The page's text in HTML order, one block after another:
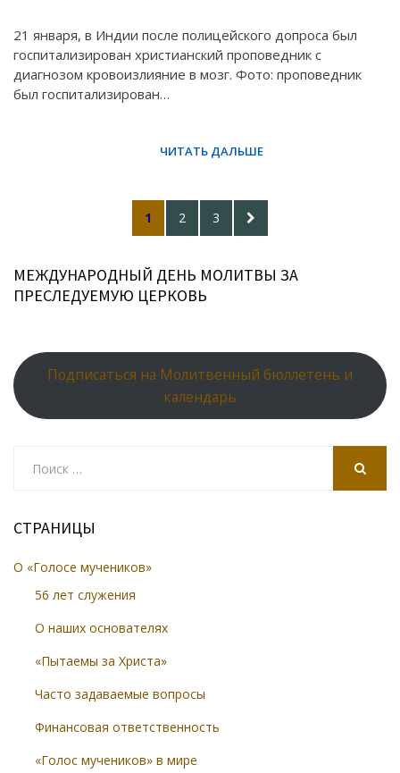
21 января, в Индии после полицейского допроса был
госпитализирован христианский проповедник с
диагнозом кровоизлияние в мозг. Фото: проповедник
был госпитализирован…
PAGE
1 PAGE
2 PAGE
3
NEXT
PAGE
МЕЖДУНАРОДНЫЙ ДЕНЬ МОЛИТВЫ ЗА
ПРЕСЛЕДУЕМУЮ ЦЕРКОВЬ
Подписаться на Молитвенный бюллетень и
календарь
СТРАНИЦЫ
О «Голосе мучеников»
56 лет служения
О наших основателях
«Пытаемы за Христа»
Часто задаваемые вопросы
Финансовая ответственность
«Голос мучеников» в мире